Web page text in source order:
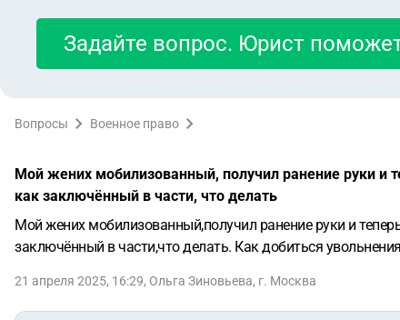
Задайте вопрос. Юрист
Вопросы Военное право
Мой жених мобилизованный, получил ранение руки и
как заключённый в части, что делать
Мой жених мобилизованный,получил ранение руки и
заключённый в части,что делать. Как добиться
21 апреля 2025, 16:29, Ольга Зиновьева, г. Москва